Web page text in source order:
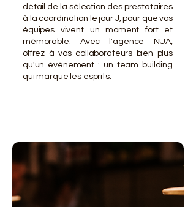
détail de la sélection des prestataires
à la coordination le jour J, pour que vos
équipes vivent un moment fort et
mémorable. Avec l'agence NUA,
offrez à vos collaborateurs bien plus
qu'un événement : un team building
qui marque les esprits.